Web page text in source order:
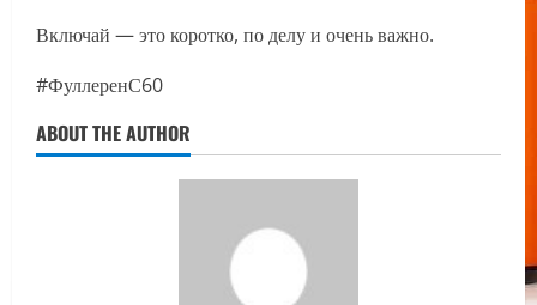
Включай — это коротко, по делу и очень важно.
#ФуллеренС60
ABOUT THE AUTHOR